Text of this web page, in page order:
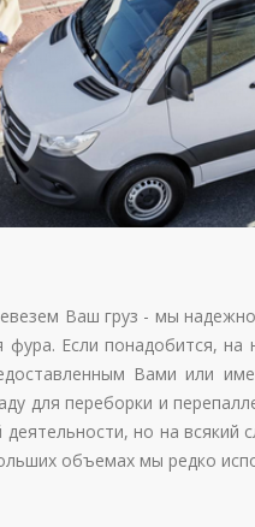
Ваш груз - мы
фура. Если понадобится,
Вами или
для переборки и
деятельности, но на
объемах мы редко